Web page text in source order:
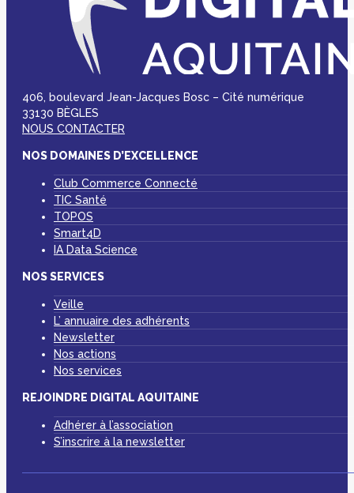
406, boulevard Jean-Jacques Bosc – Cité numérique
33130 BÈGLES
NOUS CONTACTER
NOS DOMAINES D’EXCELLENCE
Club Commerce Connecté
TIC Santé
TOPOS
Smart4D
IA Data Science
NOS SERVICES
Veille
L’ annuaire des adhérents
Newsletter
Nos actions
Nos services
REJOINDRE DIGITAL AQUITAINE
Adhérer à l’association
S’inscrire à la newsletter